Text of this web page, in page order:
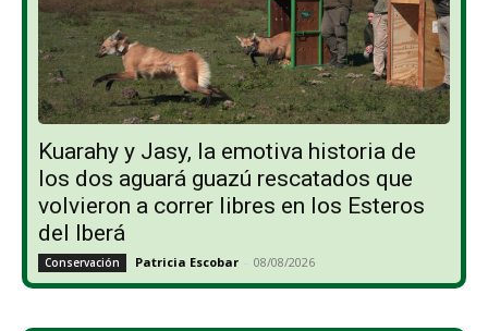
Kuarahy y Jasy, la emotiva historia de
los dos aguará guazú rescatados que
volvieron a correr libres en los Esteros
del Iberá
Conservación Patricia Escobar - 08/08/2026